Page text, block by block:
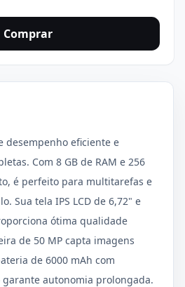
Comprar
desempenho eficiente e
Com 8 GB de RAM e 256
é perfeito para multitarefas e
Sua tela IPS LCD de 6,72" e
ótima qualidade
de 50 MP capta imagens
de 6000 mAh com
autonomia prolongada.